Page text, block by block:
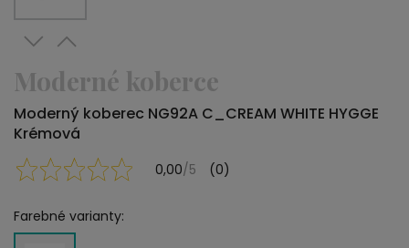
Moderné koberce
Moderný koberec NG92A C_CREAM WHITE HYGGE
Krémová
0,00/5 (0)
Farebné varianty: